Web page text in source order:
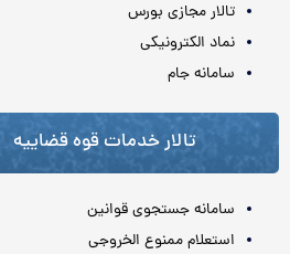
تالار مجازی بورس
نماد الکترونیکی
سامانه جام
تالار خدمات قوه قضاییه
سامانه جستجوی قوانین
استعلام ممنوع الخروجی